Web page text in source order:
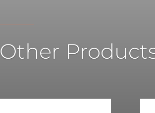
Other